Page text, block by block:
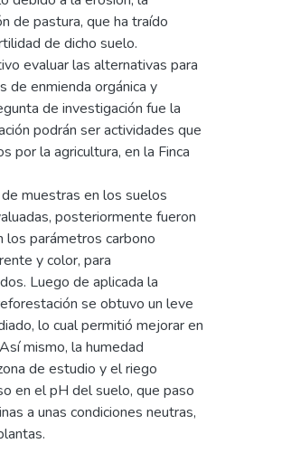
de pastura, que ha traído
de dicho suelo.
evaluar las alternativas para
de enmienda orgánica y
de investigación fue la
podrán ser actividades que
por la agricultura, en la Finca
muestras en los suelos
posteriormente fueron
parámetros carbono
y color, para
Luego de aplicada la
se obtuvo un leve
lo cual permitió mejorar en
mismo, la humedad
de estudio y el riego
en el pH del suelo, que paso
a unas condiciones neutras,